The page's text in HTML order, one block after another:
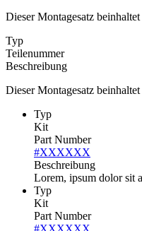
Dieser Montagesatz
Typ
Teilenummer
Beschreibung
Dieser Montagesatz
Typ
Kit
Part Number
#XXXXXX
Beschreibung
Lorem, ipsum dolor sit
Typ
Kit
Part Number